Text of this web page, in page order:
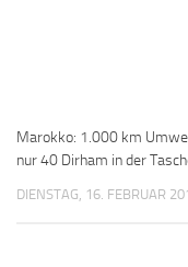
Marokko: 1.000 km
nur 40 Dirham in der
DIENSTAG, 16. FEBRUAR